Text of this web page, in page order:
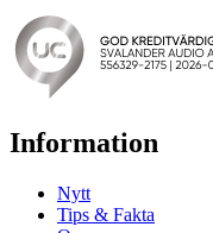
Information
Nytt
Tips & Fakta